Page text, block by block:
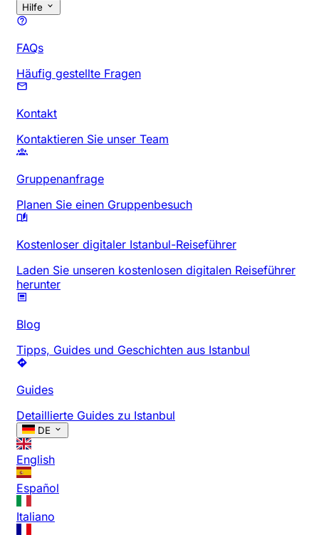
Hilfe
FAQs
Häufig gestellte Fragen
Kontakt
Kontaktieren Sie unser Team
Gruppenanfrage
Planen Sie einen Gruppenbesuch
Kostenloser digitaler Istanbul-Reiseführer
Laden Sie unseren kostenlosen digitalen Reiseführer
herunter
Blog
Tipps, Guides und Geschichten aus Istanbul
Guides
Detaillierte Guides zu Istanbul
DE
English
Español
Italiano